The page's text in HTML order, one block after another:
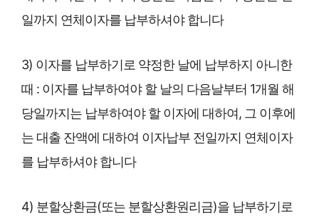
일까지 연체이자를 납부하셔야 합니다
3) 이자를 납부하기로 약정한 날에 납부하지 아니한
때 : 이자를 납부하여야 할 날의 다음날부터 1개월 해
당일까지는 납부하여야 할 이자에 대하여, 그 이후에
는 대출 잔액에 대하여 이자납부 전일까지 연체이자
를 납부하셔야 합니다
4) 분할상환금(또는 분할상환원리금)을 납부하기로